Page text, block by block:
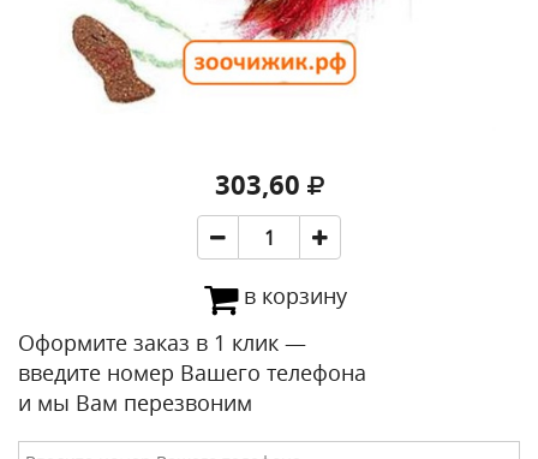
303,60
в корзину
Оформите заказ в 1 клик —
введите номер Вашего телефона
и мы Вам перезвоним